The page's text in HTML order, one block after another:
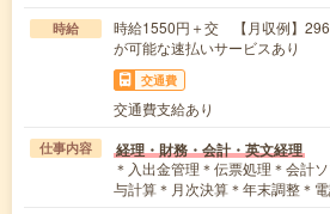
時給
時給1550円＋交 【月収例】
が可能な速払いサービスあり
交通費
交通費支給あり
仕事内容 経理・財務・会計・英文経理
＊入出金管理＊伝票処理＊会計
与計算＊月次決算＊年末調整＊